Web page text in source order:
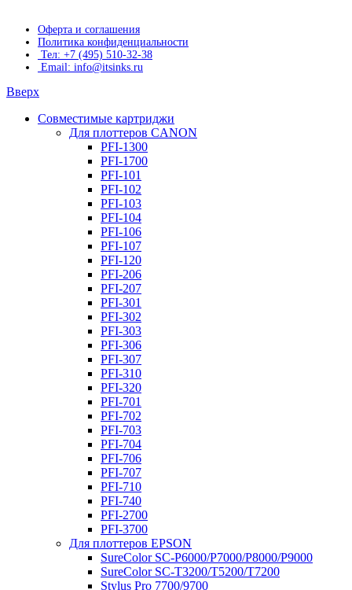
Оферта и соглашения
Политика конфиденциальности
Тел: +7 (495) 510-32-38
Email: info@itsinks.ru
Вверх
Совместимые картриджи
Для плоттеров CANON
PFI-1300
PFI-1700
PFI-101
PFI-102
PFI-103
PFI-104
PFI-106
PFI-107
PFI-120
PFI-206
PFI-207
PFI-301
PFI-302
PFI-303
PFI-306
PFI-307
PFI-310
PFI-320
PFI-701
PFI-702
PFI-703
PFI-704
PFI-706
PFI-707
PFI-710
PFI-740
PFI-2700
PFI-3700
Для плоттеров EPSON
SureColor SC-P6000/P7000/P8000/P9000
SureColor SC-Т3200/T5200/T7200
Stylus Pro 7700/9700